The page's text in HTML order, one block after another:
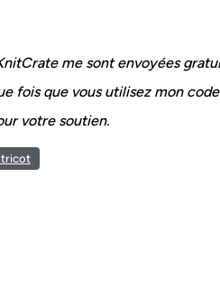
me sont envoyées
fois que vous utilisez mon
votre soutien.
tricot